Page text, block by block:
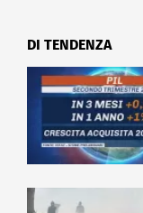
DI TENDENZA